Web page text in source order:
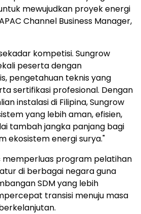
mewujudkan proyek energi
Channel Business Manager,
kompetisi. Sungrow
peserta dengan
pengetahuan teknis yang
sertifikasi profesional. Dengan
instalasi di Filipina, Sungrow
yang lebih aman, efisien,
tambah jangka panjang bagi
ekosistem energi surya."
memperluas program pelatihan
di berbagai negara guna
SDM yang lebih
transisi menuju masa